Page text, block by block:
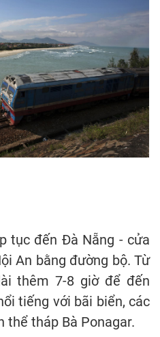
tục đến Đà Nẵng - cửa
An bằng đường bộ. Từ
thêm 7-8 giờ để đến
tiếng với bãi biển, các
thể tháp Bà Ponagar.